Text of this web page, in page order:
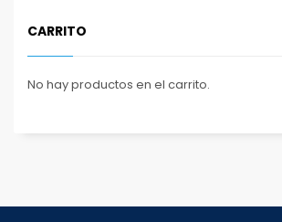
CARRITO
No hay productos en el carrito.